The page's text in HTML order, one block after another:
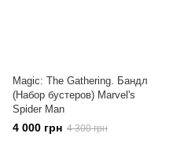
Magic: The Gathering. Бандл
(Набор бустеров) Marvel's
Spider Man
4 000 грн 4 300 грн